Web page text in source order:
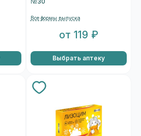
№30
Все формы выпуска
от 119 ₽
Выбрать аптеку